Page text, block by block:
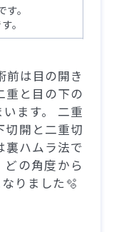
。
。
前は目の開き
重と目の下の
ます。 二重
切開と二重切
裏ハムラ法で
の角度から
りました🫧